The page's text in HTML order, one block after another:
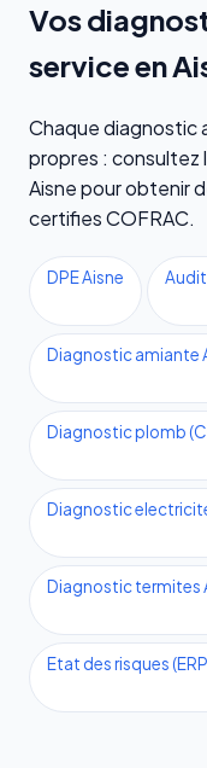
Vos
service en
Chaque diagnostic
propres : consultez
Aisne pour obtenir
certifies COFRAC.
DPE Aisne
Diagnostic amiante
Diagnostic plomb
Diagnostic
Diagnostic termites
Etat des risques